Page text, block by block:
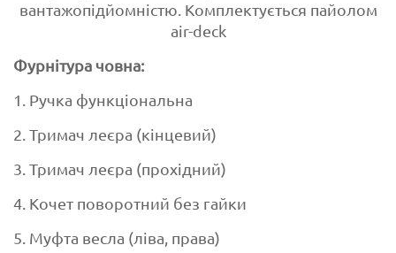
вантажопідйомністю. Комплектується пайолом
air-deck
Фурнітура човна:
1. Ручка функціональна
2. Тримач леєра (кінцевий)
3. Тримач леєра (прохідний)
4. Кочет поворотний без гайки
5. Муфта весла (ліва, права)